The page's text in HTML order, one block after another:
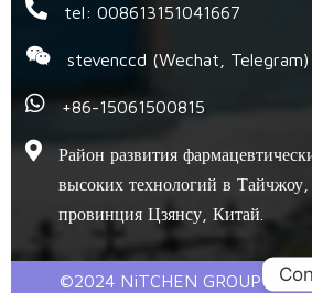
tel: 008613151041667
stevenccd (Wechat, Telegram)
+86-15061500815
Район развития
высоких технологий в Тайчжоу,
провинция Цзянсу, Китай.
©2024 NiTCHEN GROUP @ All